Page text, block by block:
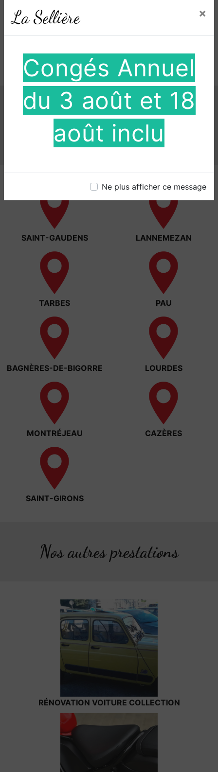
La Sellière ×
Congés Annuel
du 3 août et 18
août inclu
Ne plus afficher ce message
vos données pendant la période de prise de contact puis
pendant la durée de prescription légale aux fins
droit de vous inscrire sur la liste d'opposition au
d’informations sur vos droits.
Nos interventions sur ces
villes
SAINT-GAUDENS LANNEMEZAN
TARBES PAU
BAGNÈRES-DE-BIGORRE LOURDES
MONTRÉJEAU CAZÈRES
SAINT-GIRONS
Nos autres prestations
RÉNOVATION VOITURE COLLECTION